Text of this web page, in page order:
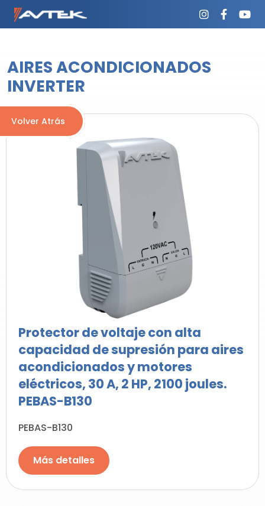
AIRES ACONDICIONADOS
INVERTER
Volver Atrás
Protector de voltaje con alta
capacidad de supresión para aires
acondicionados y motores
eléctricos, 30 A, 2 HP, 2100 joules.
PEBAS-B130
PEBAS-B130
Más detalles